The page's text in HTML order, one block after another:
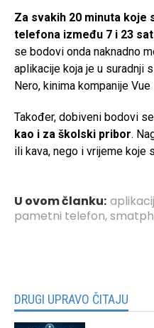
Za svakih 20 minuta koje
telefona između 7 i 23
se bodovi onda naknadno
aplikacije koja je u suradnji
Nero, kinima kompanije
Također, dobiveni bodovi
kao i za školski pribor.
ili kava, nego i vrijeme koje
U ovom članku:
pametni telefon,
DRUGI UPRAVO ČITAJU